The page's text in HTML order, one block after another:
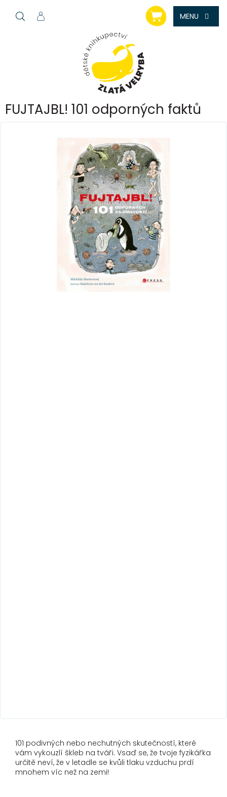
NÁKUPNÍ
KOŠÍK
FUJTAJBL! 101 odporných faktů
101 podivných nebo nechutných skutečností, které
vám vykouzlí škleb na tváři. Vsaď se, že tvoje fyzikářka
určitě neví, že v letadle se kvůli tlaku vzduchu prdí
mnohem víc než na zemi!